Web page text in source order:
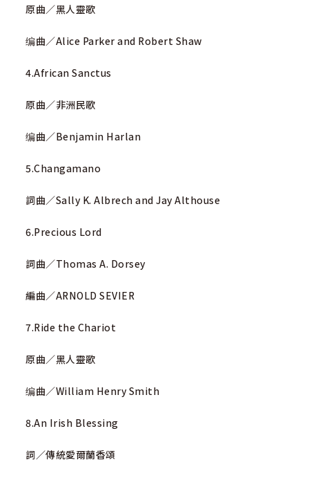
原曲／黑人靈歌
编曲／Alice Parker and Robert Shaw
4.African Sanctus
原曲／非洲民歌
编曲／Benjamin Harlan
5.Changamano
詞曲／Sally K. Albrech and Jay Althouse
6.Precious Lord
詞曲／Thomas A. Dorsey
編曲／ARNOLD SEVIER
7.Ride the Chariot
原曲／黑人靈歌
编曲／William Henry Smith
8.An Irish Blessing
詞／傳統愛爾蘭香頌